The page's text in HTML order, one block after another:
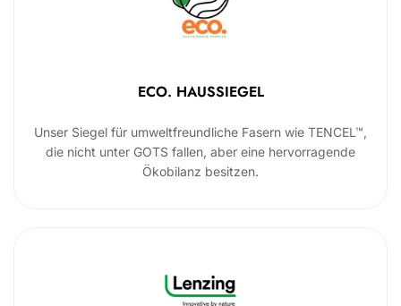
ECO. HAUSSIEGEL
Unser Siegel für umweltfreundliche Fasern wie TENCEL™,
die nicht unter GOTS fallen, aber eine hervorragende
Ökobilanz besitzen.